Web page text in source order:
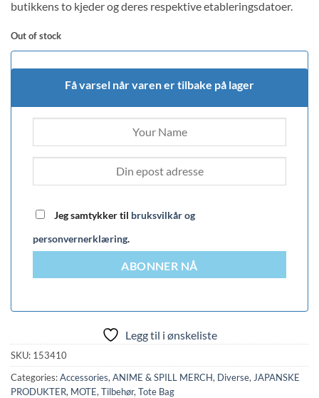
rating
butikkens to kjeder og deres respektive etableringsdatoer.
Out of stock
Få varsel når varen er tilbake på lager
Jeg samtykker til bruksvilkår og
personvernerklæring.
ABONNER NÅ
Legg til i ønskeliste
SKU: 153410
Categories:Accessories, ANIME & SPILL MERCH, Diverse, JAPANSKE
PRODUKTER, MOTE, Tilbehør, Tote Bag